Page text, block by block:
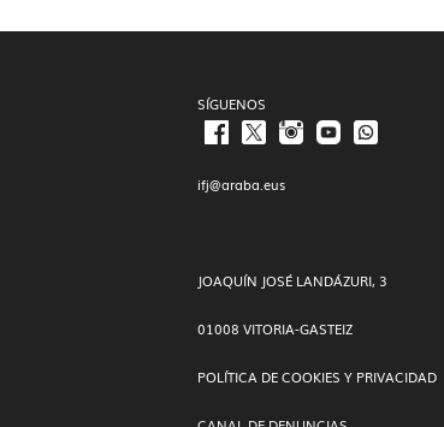
SÍGUENOS
ifj@araba.eus
JOAQUÍN JOSÉ LANDÁZURI, 3
01008 VITORIA-GASTEIZ
POLÍTICA DE COOKIES Y PRIVACIDAD